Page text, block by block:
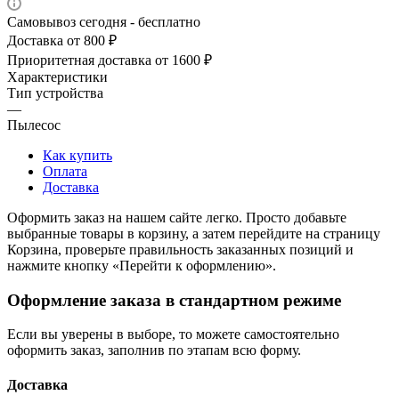
Самовывоз сегодня - бесплатно
Доставка от 800 ₽
Приоритетная доставка от 1600 ₽
Характеристики
Тип устройства
—
Пылесос
Как купить
Оплата
Доставка
Оформить заказ на нашем сайте легко. Просто добавьте
выбранные товары в корзину, а затем перейдите на страницу
Корзина, проверьте правильность заказанных позиций и
нажмите кнопку «Перейти к оформлению».
Оформление заказа в стандартном режиме
Если вы уверены в выборе, то можете самостоятельно
оформить заказ, заполнив по этапам всю форму.
Доставка